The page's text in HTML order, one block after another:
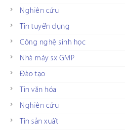
Nghiên cứu
Tin tuyển dụng
Công nghệ sinh học
Nhà máy sx GMP
Đào tạo
Tin văn hóa
Nghiên cứu
Tin sản xuất